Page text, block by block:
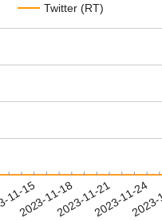
Twitter (RT)
15
2023-11-182023-11-212023-11-24